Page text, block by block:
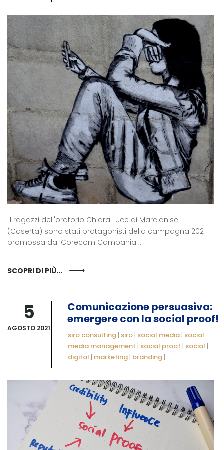
"I ragazzi dell'oratorio Chiara Luce di Marcianise
(Caserta) sono stati protagonisti della campagna 2021
promossa dal Corecom Campania ...
SCOPRI DI PIÙ...
5
AGOSTO 2021
Comunicazione persuasiva:
emergere con la social proof!
siro consulting | siro | social media | social
media management | social proof | social |
digital | marketing | branding |